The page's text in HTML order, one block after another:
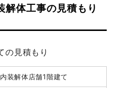
坪
万8,000円
鉄骨造倉庫1階建て
84万円
解体工事の見積もり
の見積もり
内装解体店舗1階建て